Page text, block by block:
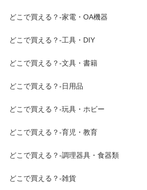
どこで買える？-家電・OA機器
どこで買える？-工具・DIY
どこで買える？-文具・書籍
どこで買える？-日用品
どこで買える？-玩具・ホビー
どこで買える？-育児・教育
どこで買える？-調理器具・食器類
どこで買える？-雑貨